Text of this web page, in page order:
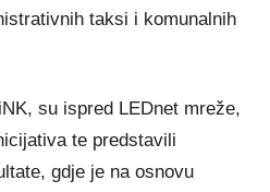
taksi i komunalnih
su ispred LEDnet mreže,
te predstavili
gdje je na osnovu